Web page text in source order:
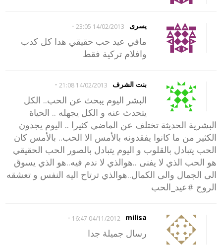
يسرى 14/02/2013 23:05
-
مافي عيد حب حقيقي هدا كل كدب
وافلام تركية فقط
بنت الشرف 14/02/2013 21:08
-
البشر اليوم يبحث عن الحب.. الكل
يتحدث عنه و الكل يجهله .. الحياة
البشرية الحديثة تختلف عن الماضي كثيرا .. اليوم يجدون
الكثير من ما كانوا يفقدونه بالأمس الا الحب.. بالأمس كان
الحب يتبادل بالقلوب و اليوم يتبادل بالصور الحب الحقيقي
هو الحب الذي لا يفنى ..هوالذي لا ندم فيه..هو الذي يسوق
الى الجمال والى الكمال..هوالذي ترتاح اليه النفس و تعشقه
الروح #عيد_الحب
milisa
04/11/2012 16:47
-
رسال جميلة جدا